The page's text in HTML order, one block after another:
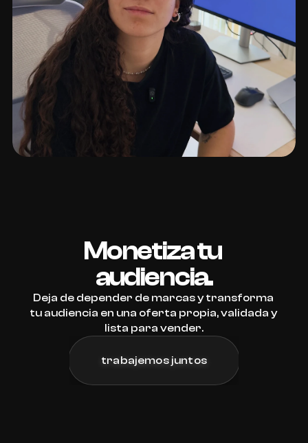
Monetiza tu
audiencia.
Deja de depender de marcas y transforma
tu audiencia en una oferta propia, validada y
lista para vender.
trabajemos juntos